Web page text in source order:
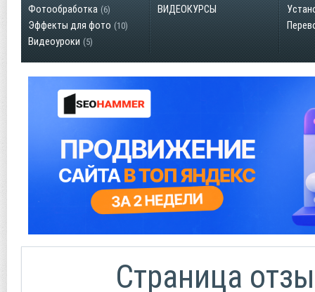
Фотообработка (6)
Эффекты для фото (10)
Видеоуроки (5)
ВИДЕОКУРСЫ
Страница